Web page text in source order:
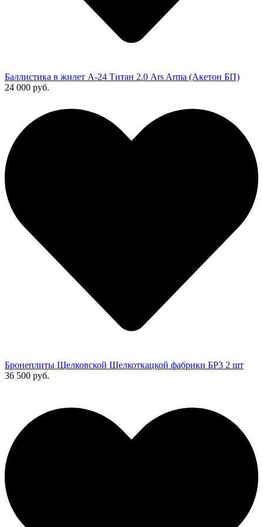
Баллистика в жилет А-24 Титан 2.0 Ars Arma (Акетон БП)
24 000 руб.
Бронеплиты Щелковской Шелкоткацкой фабрики БР3 2 шт
36 500 руб.